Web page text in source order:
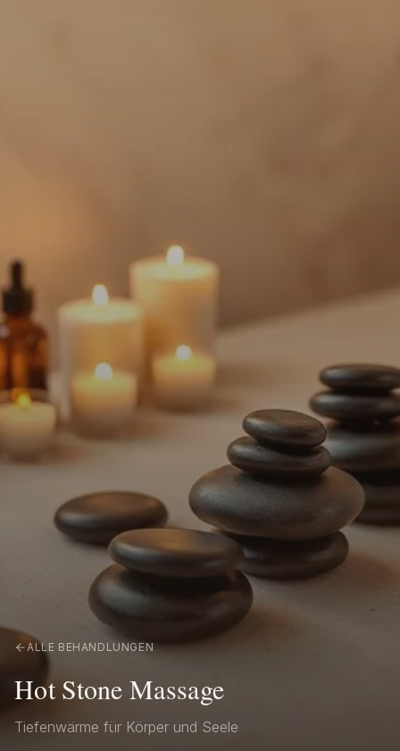
ALLE BEHANDLUNGEN
Hot Stone Massage
Tiefenwärme für Körper und Seele